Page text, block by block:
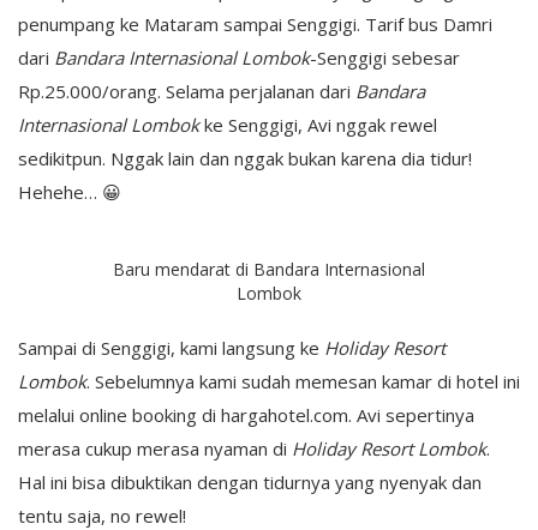
penumpang ke Mataram sampai Senggigi. Tarif bus Damri
dari Bandara Internasional Lombok-Senggigi sebesar
Rp.25.000/orang. Selama perjalanan dari Bandara
Internasional Lombokke Senggigi, Avi nggak rewel
sedikitpun. Nggak lain dan nggak bukan karena dia tidur!
Hehehe… 😀
Baru mendarat di Bandara Internasional
Lombok
Sampai di Senggigi, kami langsung ke Holiday Resort
Lombok. Sebelumnya kami sudah memesan kamar di hotel ini
melalui online booking di hargahotel.com. Avi sepertinya
merasa cukup merasa nyaman di Holiday Resort Lombok.
Hal ini bisa dibuktikan dengan tidurnya yang nyenyak dan
tentu saja, no rewel!